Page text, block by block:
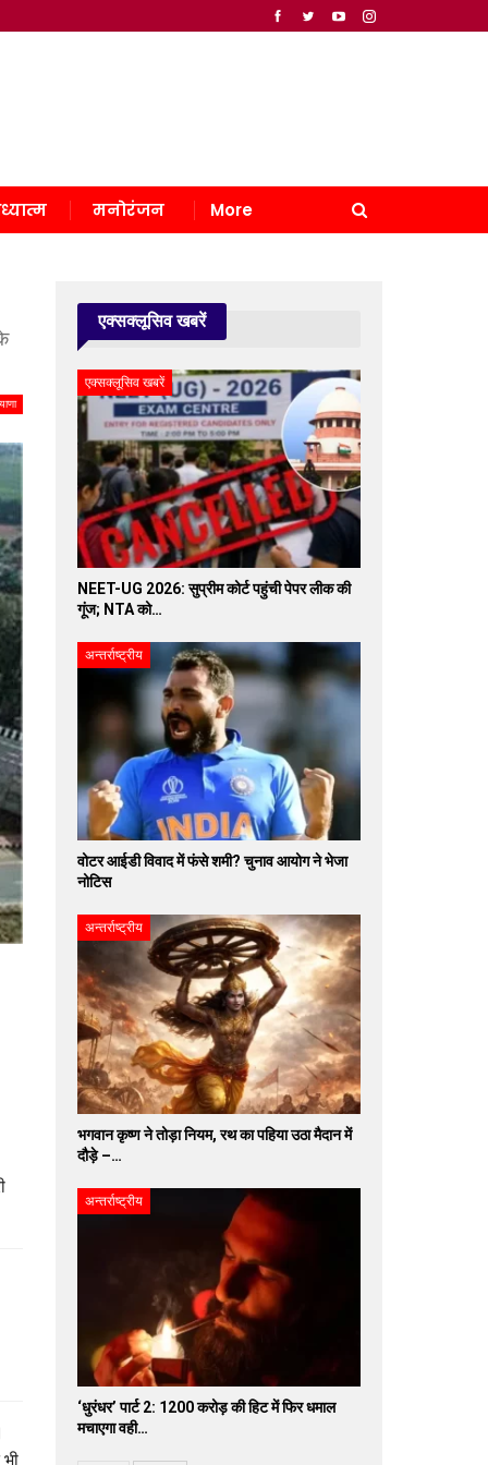
मनोरंजन More
एक्सक्लूसिव खबरें
एक्सक्लूसिव खबरें
NEET-UG 2026: सुप्रीम कोर्ट पहुंची पेपर लीक की
गूंज; NTA को…
अन्तर्राष्ट्रीय
वोटर आईडी विवाद में फंसे शमी? चुनाव आयोग ने भेजा
नोटिस
अन्तर्राष्ट्रीय
भगवान कृष्ण ने तोड़ा नियम, रथ का पहिया उठा मैदान में
दौड़े –…
अन्तर्राष्ट्रीय
‘धुरंधर’ पार्ट 2: 1200 करोड़ की हिट में फिर धमाल
मचाएगा वही…